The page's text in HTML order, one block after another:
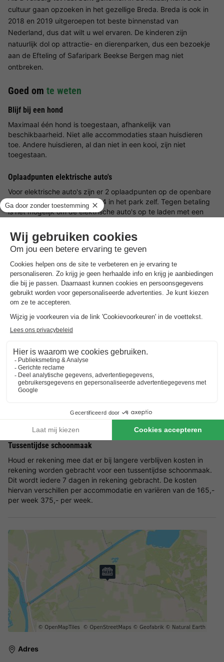
cultuur gaan opzoeken in het gezellige Breda. Breda is ook in
2018 en 2019 uitgeroepen tot beste binnenstad van
Nederland, dus dat wilt u wel ervaren. De kinderen zijn
natuurlijk dol op attractie- en dierenparken, dus een bezoekje
aan de Efteling of Safaripark Beekse Bergen mag niet
ontbreken.
Goed om te weten
Blijf bij een hond
Maximaal één hond is toegestaan, afhankelijk van
beschikbaarheid. Niet alle accommodaties staan huisdieren
toe. Andere huisdieren, al dan niet in een kooi, zijn niet
toegestaan.
Oplaadpunten elektrische auto's
Voor elektrische auto's zijn er 2 oplaadpunten op de openbare
parkeerplaats. Er zijn er nog 4 in het park zelf. Tegen betaling
is het mogelijk om de elektrische auto's op te laden met een
de accommodaties!
Gasten onder de 25 jaar
Voor de groepsaccommodaties (8 - 12 personen) geldt een
minimum leeftijd van 25 jaar. Bergvliet Villa's behoudt zich het
recht voor om bij het inchecken de sleutel niet te overhandigen
of een hogere borg in rekening te brengen, dit ter beoordeling
van de receptie. Valt u hieronder, dan wordt uw reservering
kosteloos geannuleerd. Voor normale boekingen is de
minimumleeftijd 21 jaar. Gezinnen met kinderen zijn toegestaan.
Voorkeuren
Voor voorkeuren zoals bijvoorbeeld de ligging van je
accommodatie kun je contact opnemen met de aanbieder.
Reserveringen met meerdere accommodaties zijn pas
Tussentijdse schoonmaak
Houd er rekening mee dat er bij langere verblijven kosten in
rekening worden gebracht voor een tussentijdse schoonmaak.
Dit wordt iedere 7 dagen in rekening gebracht. De kosten
hiervan verschillen per accommodatie en variëren van de 165,-
per week 375,- per week.
Adres